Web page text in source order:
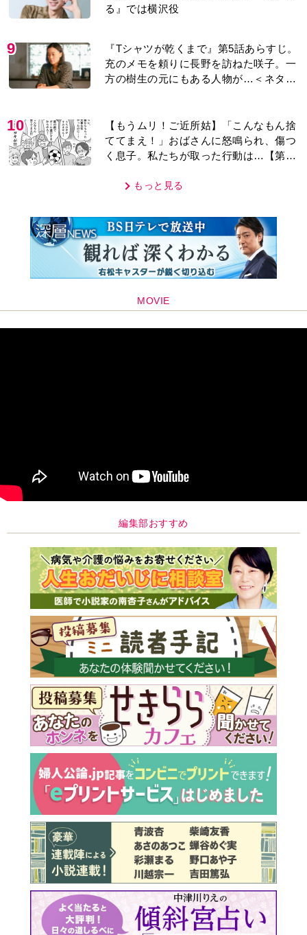
る』では横沢役
9
『Tシャツが乾くまで』第5話あらすじ。
充のメモを頼りに長野を訪ねた咲子。一
方の樹生の元にもある人物が…＜ネタバ
10
【もうムリ！ご近所姑】「こんなもん捨
ててまえ！」おばさんに怒鳴られ、傷つ
く息子。私たちが取った行動は…【第3
もっと見る
MOVIE
編集部おすすめ